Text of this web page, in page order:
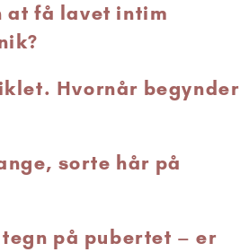
at få lavet intim
Hvornår begynder
sorte hår på
på pubertet – er